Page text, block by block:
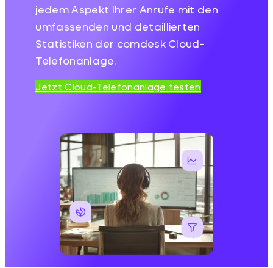
jedem Aspekt Ihrer Anrufe mit den
umfassenden und detaillierten
Statistiken der comdesk Cloud-
Telefonanlage.
Jetzt Cloud-Telefonanlage testen